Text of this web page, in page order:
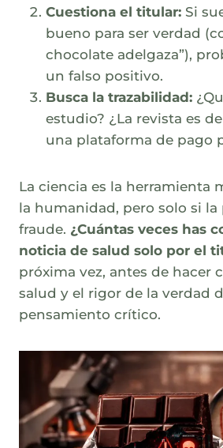
Cuestiona el titular: Si
bueno para ser verdad
chocolate adelgaza”),
un falso positivo.
Busca la trazabilidad:
estudio? ¿La revista es
una plataforma de pago
La ciencia es la herramienta
la humanidad, pero solo si la
fraude. ¿Cuántas veces has
noticia de salud solo por el
próxima vez, antes de hacer
salud y el rigor de la verdad
pensamiento crítico.